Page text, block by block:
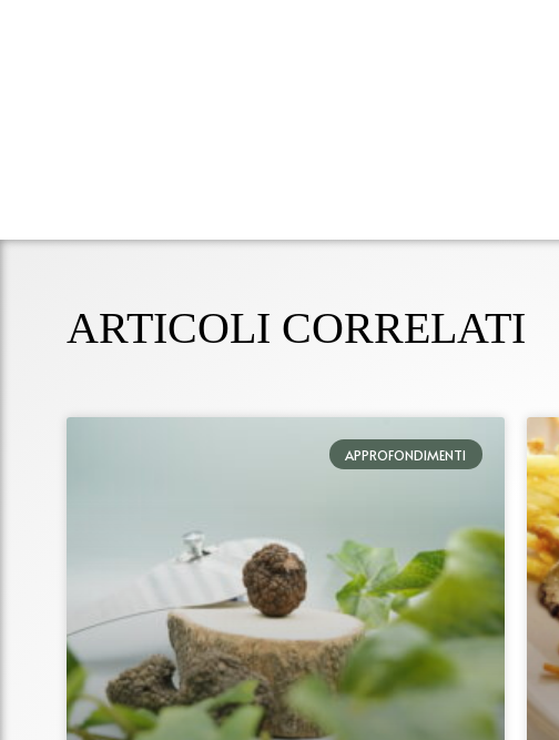
ARTICOLI CORRELATI
APPROFONDIMENTI